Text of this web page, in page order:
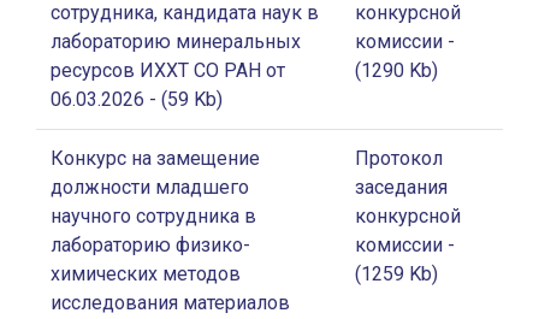
сотрудника, кандидата наук в
лабораторию минеральных
ресурсов ИХХТ СО РАН от
06.03.2026 - (59 Kb)
конкурсной
комиссии -
(1290 Kb)
Конкурс на замещение
должности младшего
научного сотрудника в
лабораторию физико-
химических методов
исследования материалов
Протокол
заседания
конкурсной
комиссии -
(1259 Kb)